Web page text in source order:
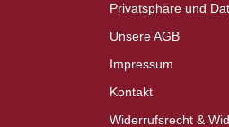
Privatsphäre und
Unsere AGB
Impressum
Kontakt
Widerrufsrecht &